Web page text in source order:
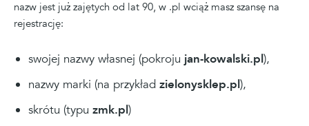
nazw jest już zajętych od lat 90, w .pl wciąż masz szansę na
rejestrację:
swojej nazwy własnej (pokroju jan-kowalski.pl),
nazwy marki (na przykład zielonysklep.pl),
skrótu (typu zmk.pl)